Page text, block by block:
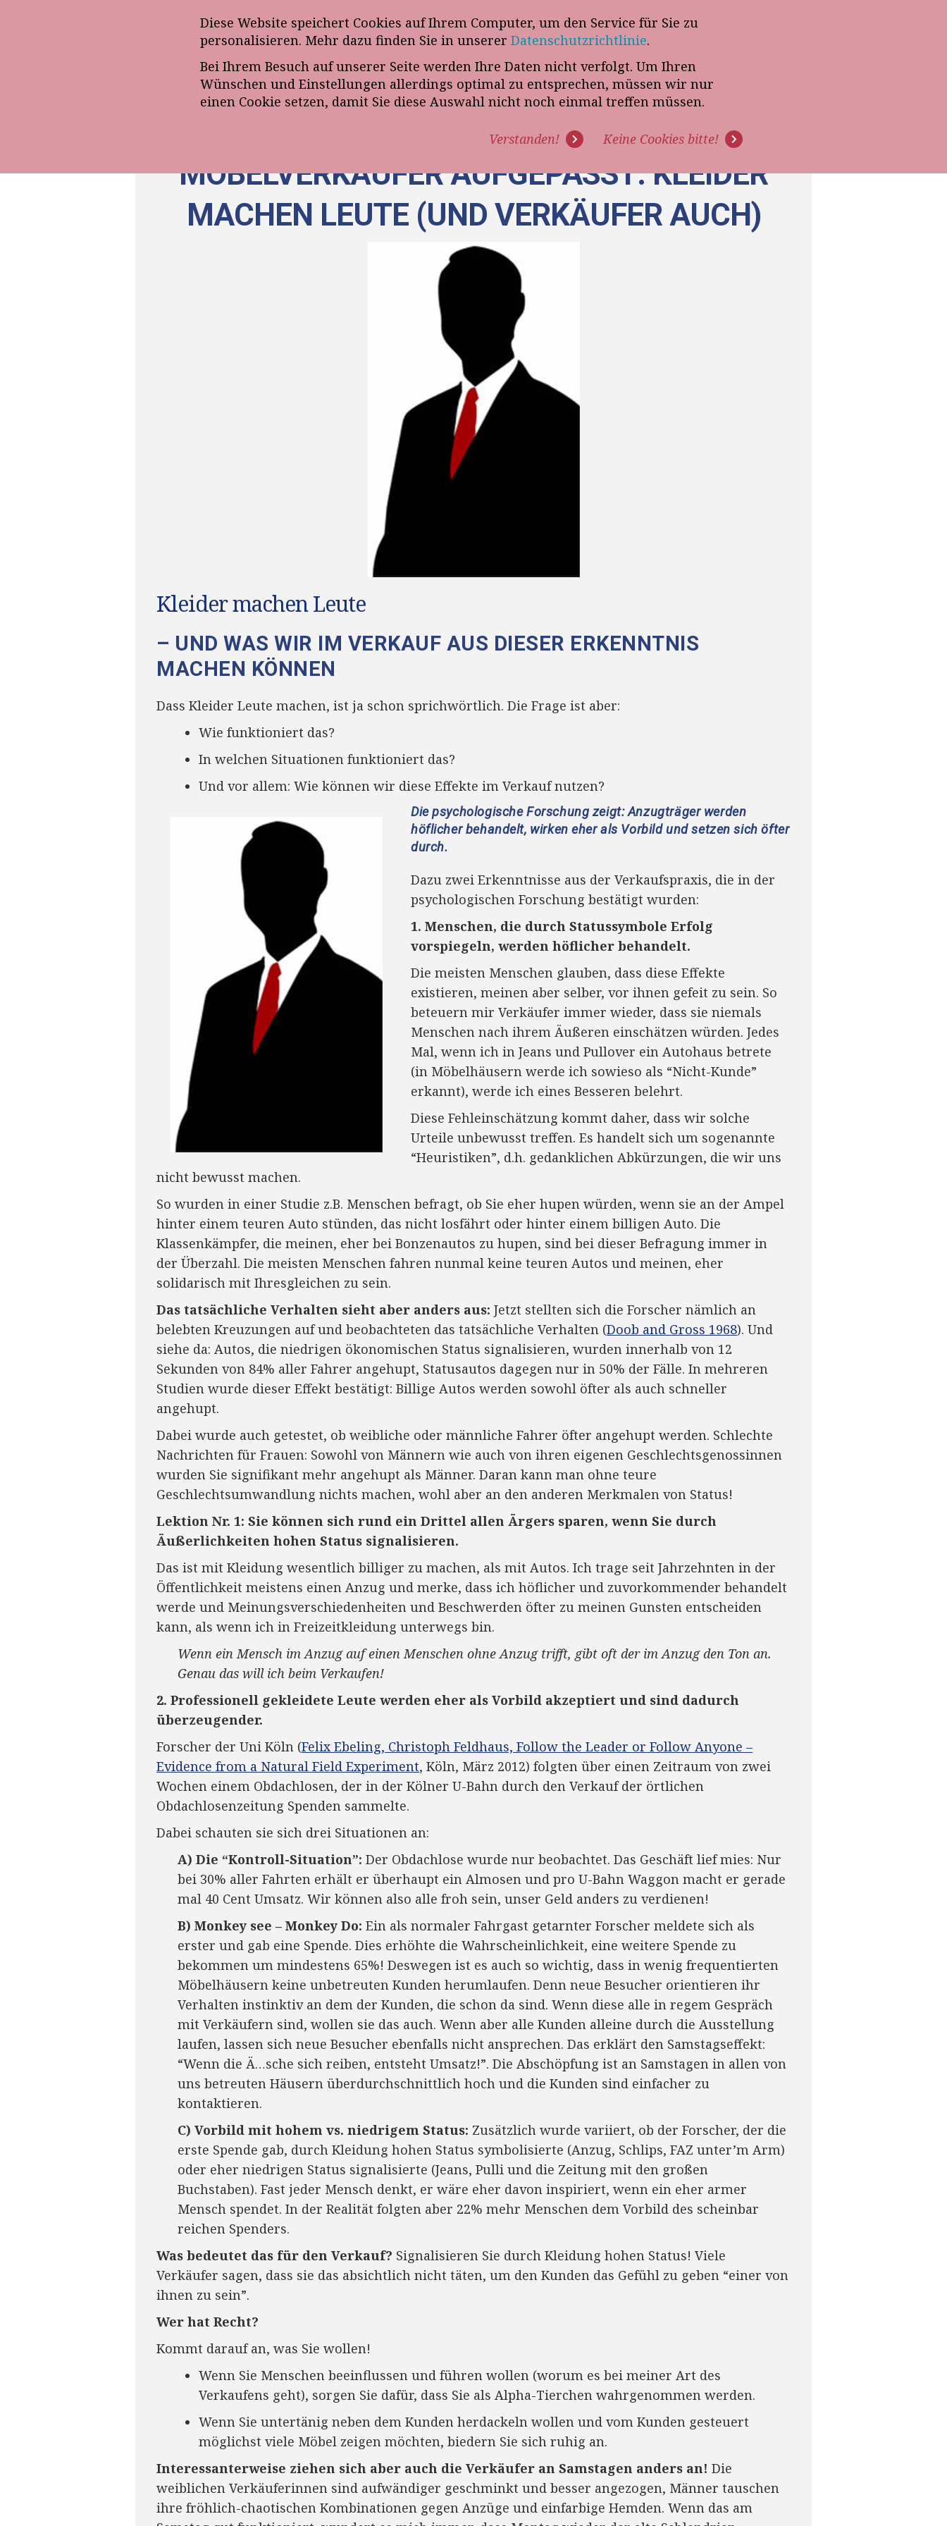
Diese Website speichert Cookies auf Ihrem Computer, um den Service für Sie zu
personalisieren. Mehr dazu finden Sie in unserer Datenschutzrichtlinie.
Bei Ihrem Besuch auf unserer Seite werden Ihre Daten nicht verfolgt. Um Ihren
Wünschen und Einstellungen allerdings optimal zu entsprechen, müssen wir nur
einen Cookie setzen, damit Sie diese Auswahl nicht noch einmal treffen müssen.
Verstanden! Keine Cookies bitte!
Anmeldung zum E-Mail-Newsletter„VERKAUFSSTEUERER“ Telefon-Termin mit Thomas Witt
ÜBER UNS PROGRAMME EXPERTISE REFERENZEN BLOG PODCAST
MÖBELVERKÄUFER AUFGEPASST: KLEIDER
MACHEN LEUTE (UND VERKÄUFER AUCH)
Kleider machen Leute
– UND WAS WIR IM VERKAUF AUS DIESER ERKENNTNIS
MACHEN KÖNNEN
Dass Kleider Leute machen, ist ja schon sprichwörtlich. Die Frage ist aber:
Wie funktioniert das?
In welchen Situationen funktioniert das?
Und vor allem: Wie können wir diese Effekte im Verkauf nutzen?
Die psychologische Forschung zeigt: Anzugträger werden
höflicher behandelt, wirken eher als Vorbild und setzen sich öfter
durch.
Dazu zwei Erkenntnisse aus der Verkaufspraxis, die in der
psychologischen Forschung bestätigt wurden:
1. Menschen, die durch Statussymbole Erfolg
vorspiegeln, werden höflicher behandelt.
Die meisten Menschen glauben, dass diese Effekte
existieren, meinen aber selber, vor ihnen gefeit zu sein. So
beteuern mir Verkäufer immer wieder, dass sie niemals
Menschen nach ihrem Äußeren einschätzen würden. Jedes
Mal, wenn ich in Jeans und Pullover ein Autohaus betrete
(in Möbelhäusern werde ich sowieso als “Nicht-Kunde”
erkannt), werde ich eines Besseren belehrt.
Diese Fehleinschätzung kommt daher, dass wir solche
Urteile unbewusst treffen. Es handelt sich um sogenannte
“Heuristiken”, d.h. gedanklichen Abkürzungen, die wir uns
nicht bewusst machen.
So wurden in einer Studie z.B. Menschen befragt, ob Sie eher hupen würden, wenn sie an der Ampel
hinter einem teuren Auto stünden, das nicht losfährt oder hinter einem billigen Auto. Die
Klassenkämpfer, die meinen, eher bei Bonzenautos zu hupen, sind bei dieser Befragung immer in
der Überzahl. Die meisten Menschen fahren nunmal keine teuren Autos und meinen, eher
solidarisch mit Ihresgleichen zu sein.
Das tatsächliche Verhalten sieht aber anders aus: Jetzt stellten sich die Forscher nämlich an
belebten Kreuzungen auf und beobachteten das tatsächliche Verhalten (Doob and Gross 1968). Und
siehe da: Autos, die niedrigen ökonomischen Status signalisieren, wurden innerhalb von 12
Sekunden von 84% aller Fahrer angehupt, Statusautos dagegen nur in 50% der Fälle. In mehreren
Studien wurde dieser Effekt bestätigt: Billige Autos werden sowohl öfter als auch schneller
angehupt.
Dabei wurde auch getestet, ob weibliche oder männliche Fahrer öfter angehupt werden. Schlechte
Nachrichten für Frauen: Sowohl von Männern wie auch von ihren eigenen Geschlechtsgenossinnen
wurden Sie signifikant mehr angehupt als Männer. Daran kann man ohne teure
Geschlechtsumwandlung nichts machen, wohl aber an den anderen Merkmalen von Status!
Lektion Nr. 1: Sie können sich rund ein Drittel allen Ärgers sparen, wenn Sie durch
Äußerlichkeiten hohen Status signalisieren.
Das ist mit Kleidung wesentlich billiger zu machen, als mit Autos. Ich trage seit Jahrzehnten in der
Öffentlichkeit meistens einen Anzug und merke, dass ich höflicher und zuvorkommender behandelt
werde und Meinungsverschiedenheiten und Beschwerden öfter zu meinen Gunsten entscheiden
kann, als wenn ich in Freizeitkleidung unterwegs bin.
Wenn ein Mensch im Anzug auf einen Menschen ohne Anzug trifft, gibt oft der im Anzug den Ton an.
Genau das will ich beim Verkaufen!
2. Professionell gekleidete Leute werden eher als Vorbild akzeptiert und sind dadurch
überzeugender.
Forscher der Uni Köln (Felix Ebeling, Christoph Feldhaus, Follow the Leader or Follow Anyone –
Evidence from a Natural Field Experiment, Köln, März 2012) folgten über einen Zeitraum von zwei
Wochen einem Obdachlosen, der in der Kölner U-Bahn durch den Verkauf der örtlichen
Obdachlosenzeitung Spenden sammelte.
Dabei schauten sie sich drei Situationen an:
A) Die “Kontroll-Situation”: Der Obdachlose wurde nur beobachtet. Das Geschäft lief mies: Nur
bei 30% aller Fahrten erhält er überhaupt ein Almosen und pro U-Bahn Waggon macht er gerade
mal 40 Cent Umsatz. Wir können also alle froh sein, unser Geld anders zu verdienen!
B) Monkey see – Monkey Do: Ein als normaler Fahrgast getarnter Forscher meldete sich als
erster und gab eine Spende. Dies erhöhte die Wahrscheinlichkeit, eine weitere Spende zu
bekommen um mindestens 65%! Deswegen ist es auch so wichtig, dass in wenig frequentierten
Möbelhäusern keine unbetreuten Kunden herumlaufen. Denn neue Besucher orientieren ihr
Verhalten instinktiv an dem der Kunden, die schon da sind. Wenn diese alle in regem Gespräch
mit Verkäufern sind, wollen sie das auch. Wenn aber alle Kunden alleine durch die Ausstellung
laufen, lassen sich neue Besucher ebenfalls nicht ansprechen. Das erklärt den Samstagseffekt:
“Wenn die Ä…sche sich reiben, entsteht Umsatz!”. Die Abschöpfung ist an Samstagen in allen von
uns betreuten Häusern überdurchschnittlich hoch und die Kunden sind einfacher zu
kontaktieren.
C) Vorbild mit hohem vs. niedrigem Status: Zusätzlich wurde variiert, ob der Forscher, der die
erste Spende gab, durch Kleidung hohen Status symbolisierte (Anzug, Schlips, FAZ unter’m Arm)
oder eher niedrigen Status signalisierte (Jeans, Pulli und die Zeitung mit den großen
Buchstaben). Fast jeder Mensch denkt, er wäre eher davon inspiriert, wenn ein eher armer
Mensch spendet. In der Realität folgten aber 22% mehr Menschen dem Vorbild des scheinbar
reichen Spenders.
Was bedeutet das für den Verkauf? Signalisieren Sie durch Kleidung hohen Status! Viele
Verkäufer sagen, dass sie das absichtlich nicht täten, um den Kunden das Gefühl zu geben “einer von
ihnen zu sein”.
Wer hat Recht?
Kommt darauf an, was Sie wollen!
Wenn Sie Menschen beeinflussen und führen wollen (worum es bei meiner Art des
Verkaufens geht), sorgen Sie dafür, dass Sie als Alpha-Tierchen wahrgenommen werden.
Wenn Sie untertänig neben dem Kunden herdackeln wollen und vom Kunden gesteuert
möglichst viele Möbel zeigen möchten, biedern Sie sich ruhig an.
Interessanterweise ziehen sich aber auch die Verkäufer an Samstagen anders an! Die
weiblichen Verkäuferinnen sind aufwändiger geschminkt und besser angezogen, Männer tauschen
ihre fröhlich-chaotischen Kombinationen gegen Anzüge und einfarbige Hemden. Wenn das am